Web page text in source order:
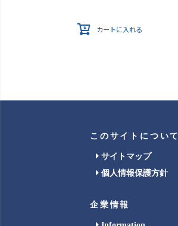
カートに入れる
このサイトについて
サイトマップ
個人情報保護方針
企業情報